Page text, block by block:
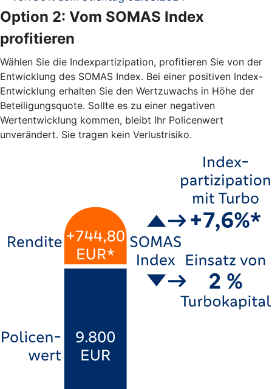
Option 2: Vom SOMAS Index
profitieren
Wählen Sie die Indexpartizipation, profitieren Sie von der
Entwicklung des SOMAS Index. Bei einer positiven Index-
Entwicklung erhalten Sie den Wertzuwachs in Höhe der
Beteiligungsquote. Sollte es zu einer negativen
Wertentwicklung kommen, bleibt Ihr Policenwert
unverändert. Sie tragen kein Verlustrisiko.